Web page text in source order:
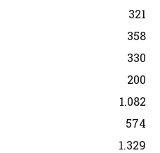
321
358
330
200
1.082
574
1.329